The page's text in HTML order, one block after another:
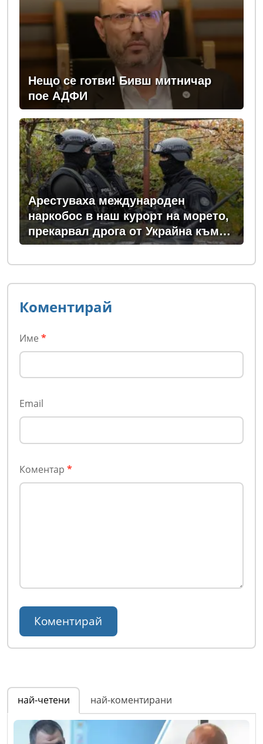
Нещо се готви! Бивш митничар
пое АДФИ
Арестуваха международен
наркобос в наш курорт на морето,
прекарвал дрога от Украйна към
ЕС
Коментирай
Име *
Email
Коментар *
най-четени най-коментирани